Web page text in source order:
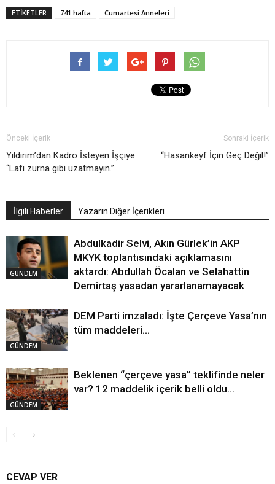
ETIKETLER 741.hafta Cumartesi Anneleri
Önceki İçerik
Yıldırım’dan Kadro İsteyen İşçiye:
“Lafı zurna gibi uzatmayın.”
Sonraki İçerik
“Hasankeyf İçin Geç Değil!”
İlgili Haberler Yazarın Diğer İçerikleri
GÜNDEM
Abdulkadir Selvi, Akın Gürlek’in AKP
MKYK toplantısındaki açıklamasını
aktardı: Abdullah Öcalan ve Selahattin
Demirtaş yasadan yararlanamayacak
GÜNDEM
DEM Parti imzaladı: İşte Çerçeve Yasa’nın
tüm maddeleri…
GÜNDEM
Beklenen “çerçeve yasa” teklifinde neler
var? 12 maddelik içerik belli oldu…
CEVAP VER